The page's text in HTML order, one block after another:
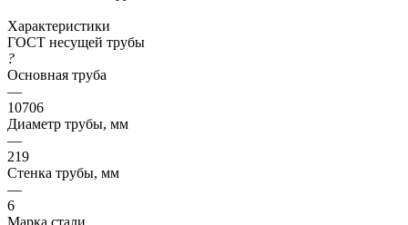
Характеристики
ГОСТ несущей трубы
?
Основная труба
—
10706
Диаметр трубы, мм
—
219
Стенка трубы, мм
—
6
Марка стали